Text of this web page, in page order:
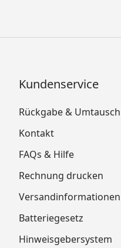
Kundenservice
Rückgabe & Umtausch
Kontakt
FAQs & Hilfe
Rechnung drucken
Versandinformationen
Batteriegesetz
Hinweisgebersystem